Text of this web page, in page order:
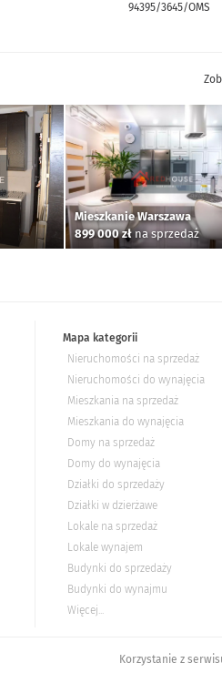
94395/3645/OMS
Mieszkanie Warszawa
899 000 złna sprzedaż
Mapa kategorii
Nieruchomości na sprzedaż
Nieruchomości do wynajęcia
Mieszkania na sprzedaż
Mieszkania do wynajęcia
Domy na sprzedaż
Domy do wynajęcia
Działki do sprzedaży
Działki w dzierżawe
Lokale na sprzedaż
Lokale wynajem
Budynki do sprzedaży
Budynki do wynajmu
Więcej...
Korzystanie z